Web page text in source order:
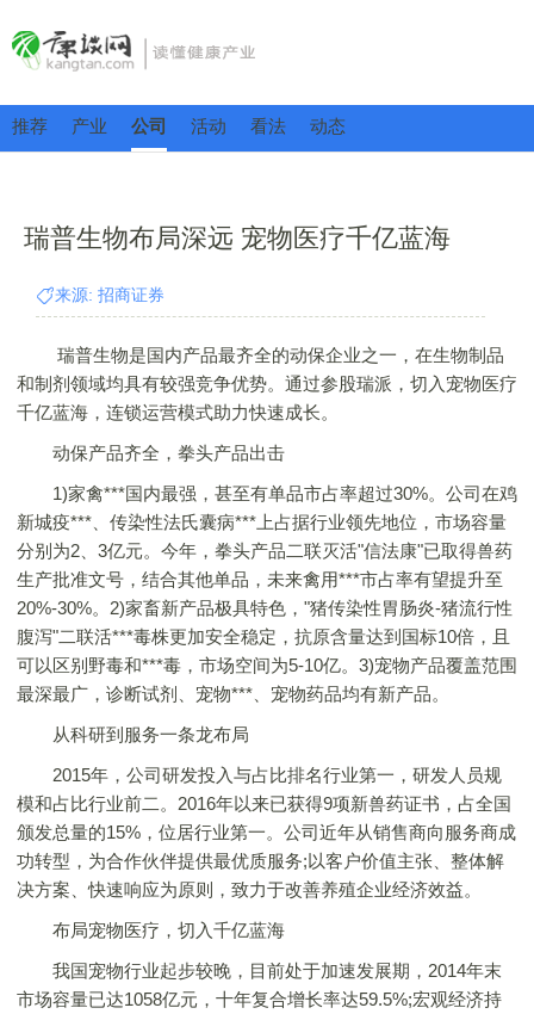
推荐 产业 公司 活动 看法 动态
瑞普生物布局深远 宠物医疗千亿蓝海
来源: 招商证券
瑞普生物是国内产品最齐全的动保企业之一，在生物制品
和制剂领域均具有较强竞争优势。通过参股瑞派，切入宠物医疗
千亿蓝海，连锁运营模式助力快速成长。
动保产品齐全，拳头产品出击
1)家禽***国内最强，甚至有单品市占率超过30%。公司在鸡
新城疫***、传染性法氏囊病***上占据行业领先地位，市场容量
分别为2、3亿元。今年，拳头产品二联灭活"信法康"已取得兽药
生产批准文号，结合其他单品，未来禽用***市占率有望提升至
20%-30%。2)家畜新产品极具特色，"猪传染性胃肠炎-猪流行性
腹泻"二联活***毒株更加安全稳定，抗原含量达到国标10倍，且
可以区别野毒和***毒，市场空间为5-10亿。3)宠物产品覆盖范围
最深最广，诊断试剂、宠物***、宠物药品均有新产品。
从科研到服务一条龙布局
2015年，公司研发投入与占比排名行业第一，研发人员规
模和占比行业前二。2016年以来已获得9项新兽药证书，占全国
颁发总量的15%，位居行业第一。公司近年从销售商向服务商成
功转型，为合作伙伴提供最优质服务;以客户价值主张、整体解
决方案、快速响应为原则，致力于改善养殖企业经济效益。
布局宠物医疗，切入千亿蓝海
我国宠物行业起步较晚，目前处于加速发展期，2014年末
市场容量已达1058亿元，十年复合增长率达59.5%;宏观经济持